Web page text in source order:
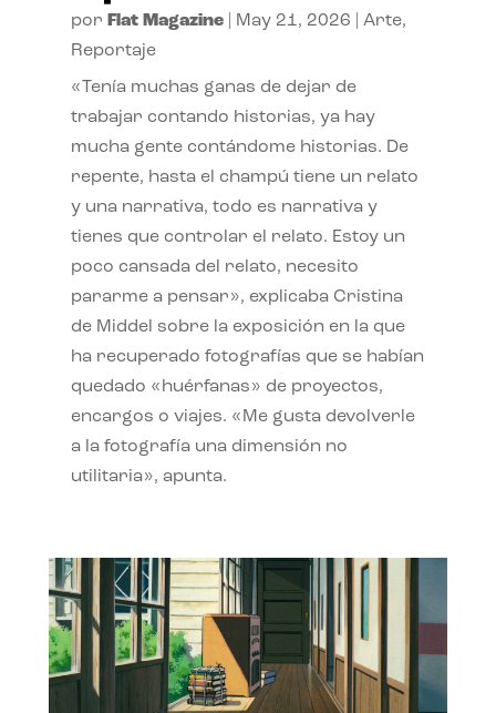
por Flat Magazine| May 21, 2026 Arte,
Reportaje
«Tenía muchas ganas de dejar de
trabajar contando historias, ya hay
mucha gente contándome historias. De
repente, hasta el champú tiene un relato
y una narrativa, todo es narrativa y
tienes que controlar el relato. Estoy un
poco cansada del relato, necesito
pararme a pensar», explicaba Cristina
de Middel sobre la exposición en la que
ha recuperado fotografías que se habían
quedado «huérfanas» de proyectos,
encargos o viajes. «Me gusta devolverle
a la fotografía una dimensión no
utilitaria», apunta.